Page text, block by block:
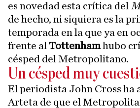
es novedad esta crítica del
de hecho, ni siquiera es la
temporada en la que ya en
frente al Tottenhamhubo
césped del Metropolitano.
Un césped muy
El periodista John Cross ha
Arteta de que el